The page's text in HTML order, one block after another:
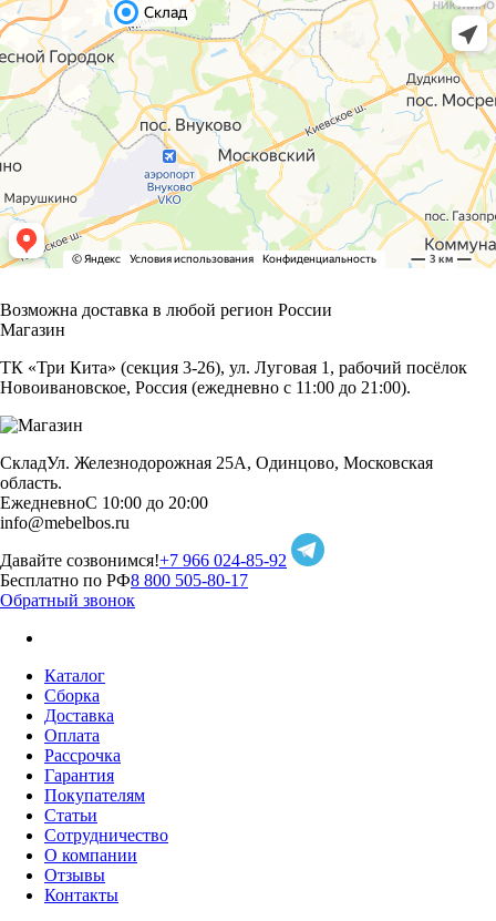
Возможна доставка в любой регион России
Магазин
ТК «Три Кита» (секция 3-26), ул. Луговая 1, рабочий посёлок
Новоивановское, Россия (ежедневно с 11:00 до 21:00).
СкладУл. Железнодорожная 25А, Одинцово, Московская
область.
ЕжедневноС 10:00 до 20:00
info@mebelbos.ru
Давайте созвонимся!+7 966 024-85-92
Бесплатно по РФ8 800 505-80-17
Обратный звонок
Каталог
Сборка
Доставка
Оплата
Рассрочка
Гарантия
Покупателям
Статьи
Сотрудничество
О компании
Отзывы
Контакты